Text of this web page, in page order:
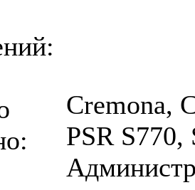
Cremona,
PSR